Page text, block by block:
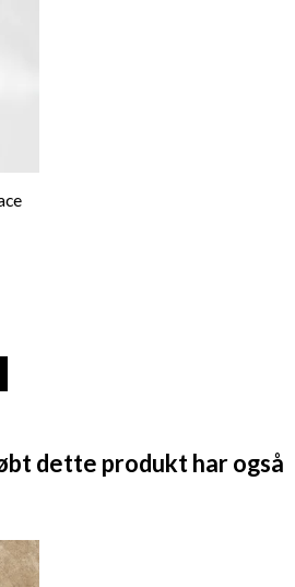
dette produkt har også